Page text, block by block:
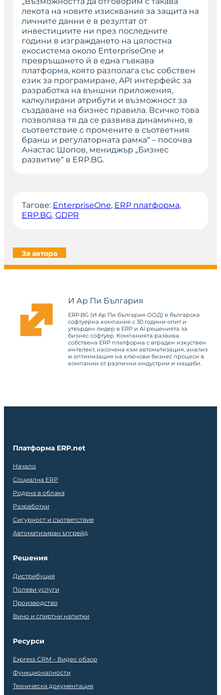
лекота на новите изисквания за защита на
личните данни е в резултат от
инвестициите ни през последните
години в изграждането на цялостна
екосистема около EnterpriseOne и
превръщането й в една гъвкава
платформа, която разполага със собствен
език за програмиране, API интерфейс за
разработка на външни приложения,
калкулирани атрибути и възможност за
създаване на бизнес правила. Всичко това
позволява тя да се развива динамично, в
съответствие с промените в съответния
бранш и регулаторната рамка“ – посочва
Анастас Шопов, мениджър „Бизнес
развитие“ в ERP.BG.
Тагове: EnterpriseOne, ERP платформа
ERP.BG, GDPR
За автора
И Ар Пи България
ERP.BG (И Ар Пи България ООД) е българска
софтуерна компания с 30 години опит и
утвърден лидер в ERP и AI решенията за
бизнес софтуер. Компанията развива
собствена ERP платформа с вграден изкуствен
интелект, насочена към автоматизация, анализ
и оптимизация на ключови бизнес процеси в
компании от различни индустрии и мащаби.
Платформа ERP.net
Начало
Социална ERP
Родена в облака
Разработки
Сигурност и съответствие
Автоматизиран ъпгрейд
Решения
Дистрибуция
Полеви услуги
Производство
Вино и спиртни напитки
Ресурси
Express CRM – Видео обзор
Функционалности
Техническа документация